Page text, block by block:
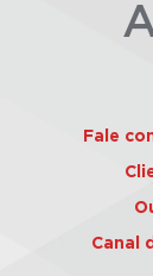
Fale
Canal